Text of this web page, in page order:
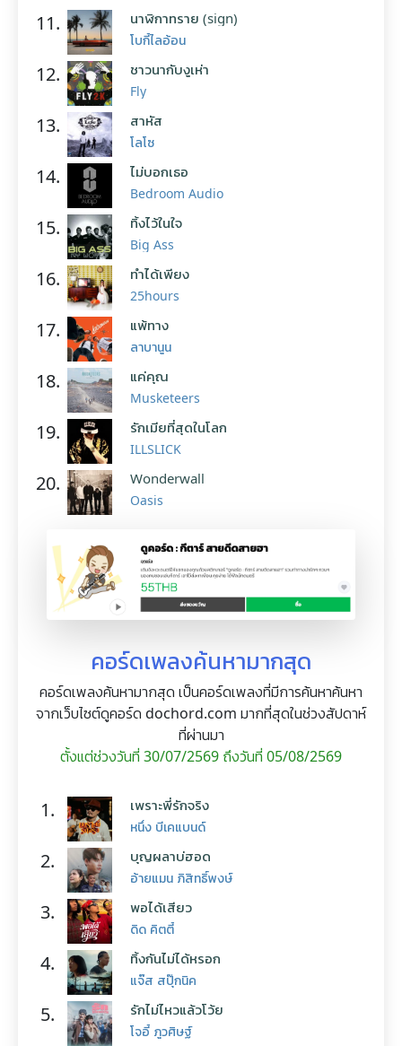
11. นาฬิกาทราย (sign)
โบกี้ไลอ้อน
12. ชาวนากับงูเห่า
Fly
13. สาหัส
โลโซ
14. ไม่บอกเธอ
Bedroom Audio
15. ทิ้งไว้ในใจ
Big Ass
16. ทำได้เพียง
25hours
17. แพ้ทาง
ลาบานูน
18. แค่คุณ
Musketeers
19. รักเมียที่สุดในโลก
ILLSLICK
20. Wonderwall
Oasis
คอร์ดเพลงค้นหามากสุด
คอร์ดเพลงค้นหามากสุด เป็นคอร์ดเพลงที่มีการค้นหาค้นหา
จากเว็บไซต์ดูคอร์ด dochord.com มากที่สุดในช่วงสัปดาห์
ที่ผ่านมา
ตั้งแต่ช่วงวันที่ 30/07/2569 ถึงวันที่ 05/08/2569
1. เพราะพี่รักจริง
หนึ่ง บีเคแบนด์
2. บุญผลาบ่ฮอด
อ้ายแมน ภิสิทธิ์พงษ์
3. พอได้เสียว
ดิด คิตตี้
4. ทิ้งกันไม่ได้หรอก
แจ๊ส สปุ๊กนิค
5. รักไม่ไหวแล้วโว้ย
โจอี้ ภูวศิษฐ์